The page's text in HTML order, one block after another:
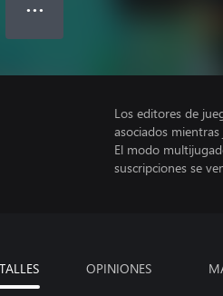
● ● ●
Los editores de
asociados mientras
El modo
suscripciones se
OPINIONES